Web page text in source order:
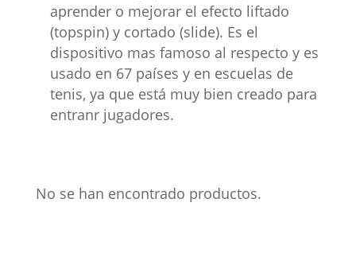
aprender o mejorar el efecto liftado
(topspin) y cortado (slide). Es el
dispositivo mas famoso al respecto y es
usado en 67 países y en escuelas de
tenis, ya que está muy bien creado para
entranr jugadores.
No se han encontrado productos.